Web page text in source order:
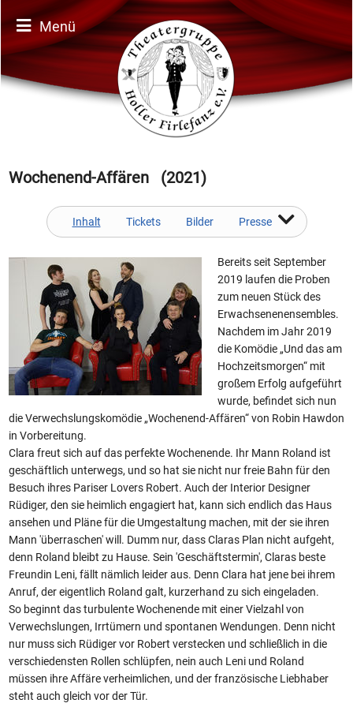
Menü
Wochenend-Affären (2021)
Inhalt Tickets Bilder Presse
Bereits seit September
2019 laufen die Proben
zum neuen Stück des
Erwachsenenensembles.
Nachdem im Jahr 2019
die Komödie „Und das am
Hochzeitsmorgen“ mit
großem Erfolg aufgeführt
wurde, befindet sich nun
die Verwechslungskomödie „Wochenend-Affären“ von Robin Hawdon
in Vorbereitung.
Clara freut sich auf das perfekte Wochenende. Ihr Mann Roland ist
geschäftlich unterwegs, und so hat sie nicht nur freie Bahn für den
Besuch ihres Pariser Lovers Robert. Auch der Interior Designer
Rüdiger, den sie heimlich engagiert hat, kann sich endlich das Haus
ansehen und Pläne für die Umgestaltung machen, mit der sie ihren
Mann 'überraschen' will. Dumm nur, dass Claras Plan nicht aufgeht,
denn Roland bleibt zu Hause. Sein 'Geschäftstermin', Claras beste
Freundin Leni, fällt nämlich leider aus. Denn Clara hat jene bei ihrem
Anruf, der eigentlich Roland galt, kurzerhand zu sich eingeladen.
So beginnt das turbulente Wochenende mit einer Vielzahl von
Verwechslungen, Irrtümern und spontanen Wendungen. Denn nicht
nur muss sich Rüdiger vor Robert verstecken und schließlich in die
verschiedensten Rollen schlüpfen, nein auch Leni und Roland
müssen ihre Affäre verheimlichen, und der französische Liebhaber
steht auch gleich vor der Tür.